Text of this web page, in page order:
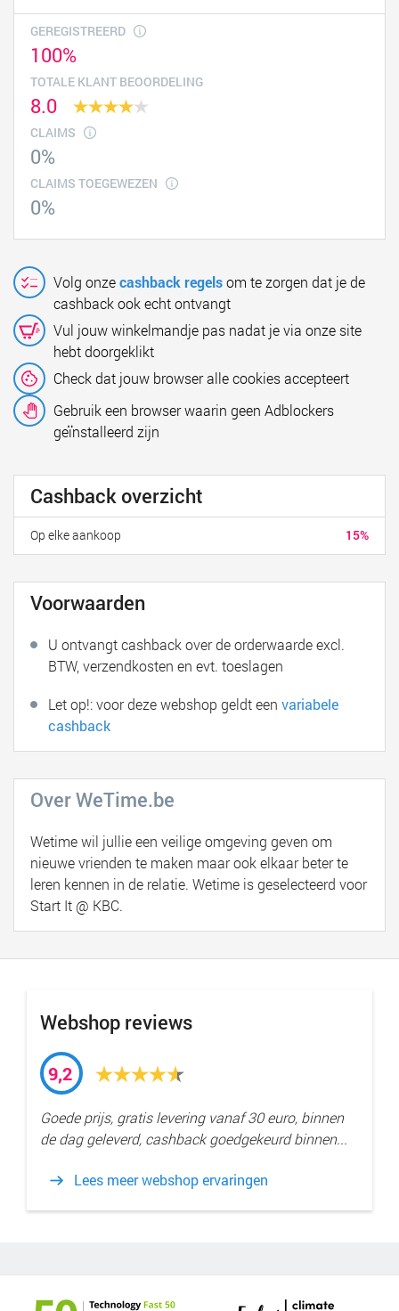
GEREGISTREERD
100%
TOTALE KLANT BEOORDELING
8.0
CLAIMS
0%
CLAIMS TOEGEWEZEN
0%
Volg onzecashback regelsom te zorgen dat je de
cashback ook echt ontvangt
Vul jouw winkelmandje pas nadat je via onze site
hebt doorgeklikt
Check dat jouw browser alle cookies accepteert
Gebruik een browser waarin geen Adblockers
geïnstalleerd zijn
Cashback overzicht
15%
Op elke aankoop
Voorwaarden
U ontvangt cashback over de orderwaarde excl.
BTW, verzendkosten en evt. toeslagen
Let op!: voor deze webshop geldt een variabele
cashback
Over WeTime.be
Wetime wil jullie een veilige omgeving geven om
nieuwe vrienden te maken maar ook elkaar beter te
leren kennen in de relatie. Wetime is geselecteerd voor
Start It @ KBC.
Webshop reviews
9,2
Goede prijs, gratis levering vanaf 30 euro, binnen
de dag geleverd, cashback goedgekeurd binnen...
Lees meer webshop ervaringen